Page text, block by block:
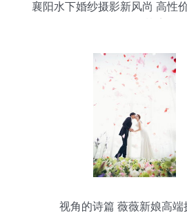
襄阳水下婚纱摄影新风尚 高性
视角的诗篇 薇薇新娘高端